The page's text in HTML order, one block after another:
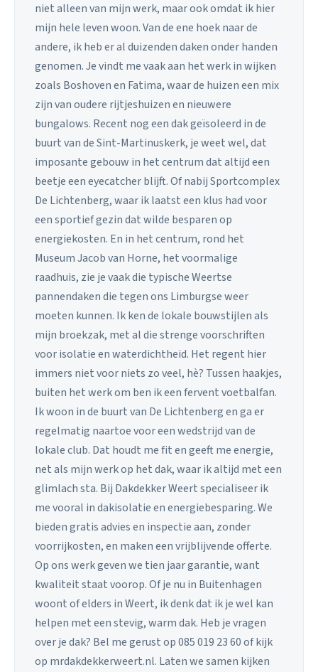
niet alleen van mijn werk, maar ook omdat ik hier
mijn hele leven woon. Van de ene hoek naar de
andere, ik heb er al duizenden daken onder handen
genomen. Je vindt me vaak aan het werk in wijken
zoals Boshoven en Fatima, waar de huizen een mix
zijn van oudere rijtjeshuizen en nieuwere
bungalows. Recent nog een dak geïsoleerd in de
buurt van de Sint-Martinuskerk, je weet wel, dat
imposante gebouw in het centrum dat altijd een
beetje een eyecatcher blijft. Of nabij Sportcomplex
De Lichtenberg, waar ik laatst een klus had voor
een sportief gezin dat wilde besparen op
energiekosten. En in het centrum, rond het
Museum Jacob van Horne, het voormalige
raadhuis, zie je vaak die typische Weertse
pannendaken die tegen ons Limburgse weer
moeten kunnen. Ik ken de lokale bouwstijlen als
mijn broekzak, met al die strenge voorschriften
voor isolatie en waterdichtheid. Het regent hier
immers niet voor niets zo veel, hè? Tussen haakjes,
buiten het werk om ben ik een fervent voetbalfan.
Ik woon in de buurt van De Lichtenberg en ga er
regelmatig naartoe voor een wedstrijd van de
lokale club. Dat houdt me fit en geeft me energie,
net als mijn werk op het dak, waar ik altijd met een
glimlach sta. Bij Dakdekker Weert specialiseer ik
me vooral in dakisolatie en energiebesparing. We
bieden gratis advies en inspectie aan, zonder
voorrijkosten, en maken een vrijblijvende offerte.
Op ons werk geven we tien jaar garantie, want
kwaliteit staat voorop. Of je nu in Buitenhagen
woont of elders in Weert, ik denk dat ik je wel kan
helpen met een stevig, warm dak. Heb je vragen
over je dak? Bel me gerust op 085 019 23 60 of kijk
op mrdakdekkerweert.nl. Laten we samen kijken